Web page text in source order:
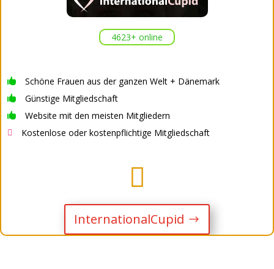
4623+ online
 Schöne Frauen aus der ganzen Welt + Dänemark
 Günstige Mitgliedschaft
 Website mit den meisten Mitgliedern
 Kostenlose oder kostenpflichtige Mitgliedschaft

InternationalCupid